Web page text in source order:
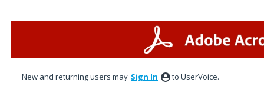
New and returning users may Sign In to UserVoice.